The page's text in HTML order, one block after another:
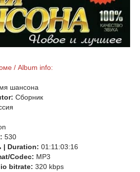
/ Album info:
шансона
Сборник
530
| Duration: 01:11:03:16
Codec: MP3
bitrate: 320 kbps